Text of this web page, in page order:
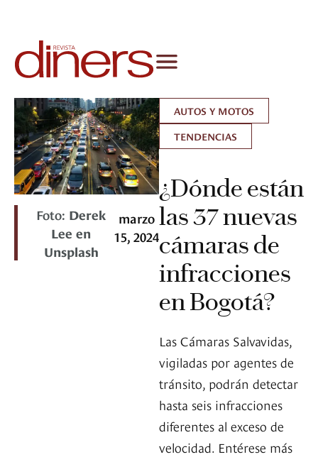
Foto: Derek
Lee en
Unsplash
marzo
15, 2024
AUTOS Y MOTOS
TENDENCIAS
¿Dónde están
las 37 nuevas
cámaras de
infracciones
en Bogotá?
Las Cámaras Salvavidas,
vigiladas por agentes de
tránsito, podrán detectar
hasta seis infracciones
diferentes al exceso de
velocidad. Entérese más